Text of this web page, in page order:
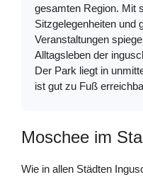
gesamten Region. Mit
Sitzgelegenheiten und
Veranstaltungen
Alltagsleben der
Der Park liegt in
ist gut zu Fuß
Moschee im
Wie in allen Städten